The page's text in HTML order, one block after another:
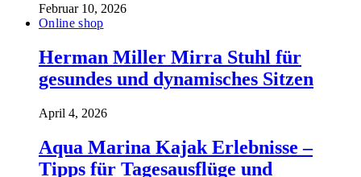
Februar 10, 2026
Online shop
Herman Miller Mirra Stuhl für
gesundes und dynamisches Sitzen
April 4, 2026
Aqua Marina Kajak Erlebnisse –
Tipps für Tagesausflüge und